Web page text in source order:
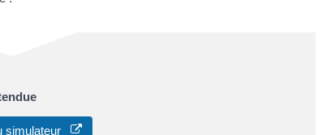
simulateur